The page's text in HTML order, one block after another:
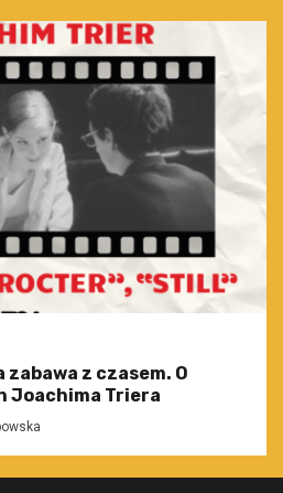
z czasem. O
Joachima Triera